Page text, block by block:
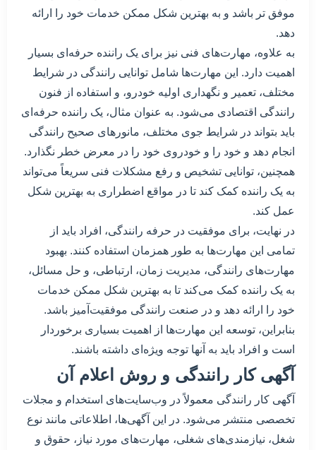
موفق تر باشد و به بهترین شکل ممکن خدمات خود را ارائه
دهد.
به علاوه، مهارت‌های فنی نیز برای یک راننده حرفه‌ای بسیار
اهمیت دارد. این مهارت‌ها شامل توانایی رانندگی در شرایط
مختلف، تعمیر و نگهداری اولیه خودرو، و استفاده از فنون
رانندگی اقتصادی می‌شود. به عنوان مثال، یک راننده حرفه‌ای
باید بتواند در شرایط جوی مختلف، مانور‌های صحیح رانندگی
انجام دهد و خود را و خودروی خود را در معرض خطر نگذارد.
همچنین، توانایی تشخیص و رفع مشکلات فنی سریعاً می‌تواند
به یک راننده کمک کند تا در مواقع اضطراری به بهترین شکل
عمل کند.
در نهایت، برای موفقیت در حرفه رانندگی، افراد باید از
تمامی این مهارت‌ها به طور همزمان استفاده کنند. بهبود
مهارت‌های رانندگی، مدیریت زمان، ارتباطی، و حل مسائل،
به یک راننده کمک می‌کند تا به بهترین شکل ممکن خدمات
خود را ارائه دهد و در صنعت رانندگی موفقیت‌آمیز باشد.
بنابراین، توسعه این مهارت‌ها از اهمیت بسیاری برخوردار
است و افراد باید به آنها توجه ویژه‌ای داشته باشند.
آگهی کار رانندگی و روش اعلام آن
آگهی کار رانندگی معمولاً در وب‌سایت‌های استخدام و مجلات
تخصصی منتشر می‌شود. در این آگهی‌ها، اطلاعاتی مانند نوع
شغل، نیازمندی‌های شغلی، مهارت‌های مورد نیاز، حقوق و